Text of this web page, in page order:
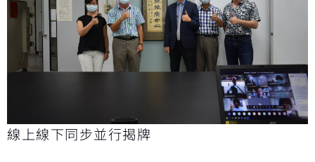
線上線下同步並行揭牌